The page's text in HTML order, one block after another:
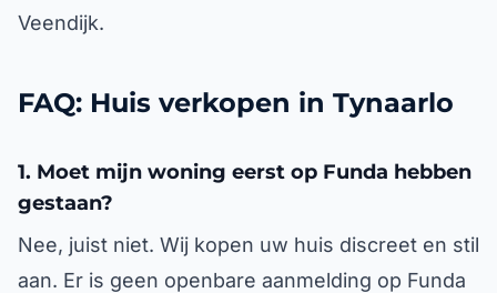
Veendijk.
FAQ: Huis verkopen in Tynaarlo
1. Moet mijn woning eerst op Funda hebben
gestaan?
Nee, juist niet. Wij kopen uw huis discreet en stil
aan. Er is geen openbare aanmelding op Funda